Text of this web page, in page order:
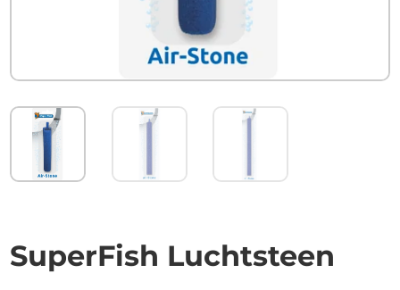
SuperFish Luchtsteen